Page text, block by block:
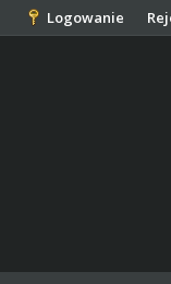
Logowanie